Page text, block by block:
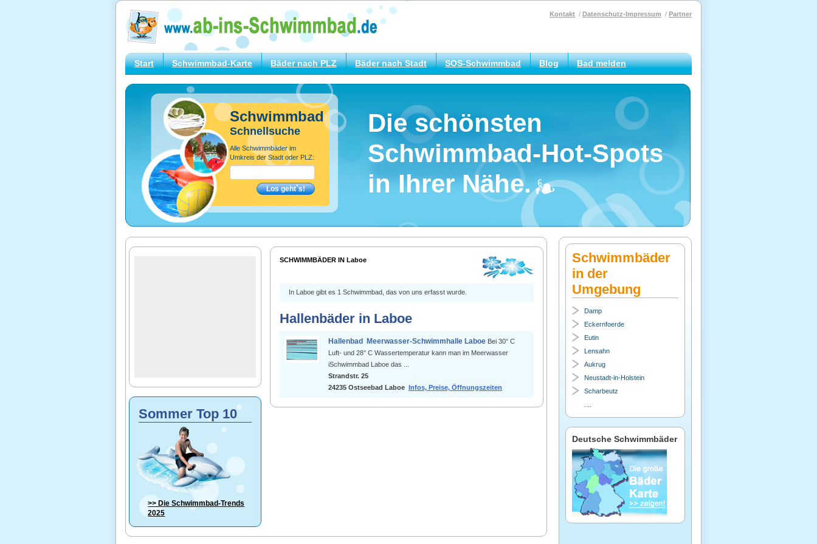
Kontakt Datenschutz-Impressum Partner
Start Schwimmbad-Karte Bäder nach PLZ Bäder nach Stadt SOS-Schwimmbad Blog Bad melden
Schwimmbad
Schnellsuche
Alle Schwimmbäder im
Umkreis der Stadt oder PLZ:
Die schönsten
Schwimmbad-Hot-Spots
in Ihrer Nähe.
Sommer Top 10
>> DieSchwimmbad-Trends
2025
SCHWIMMBÄDER IN Laboe
In Laboe gibt es 1 Schwimmbad, das von uns erfasst wurde.
Hallenbäder in Laboe
Hallenbad Meerwasser-Schwimmhalle Laboe Bei 30° C
Luft- und 28° C Wassertemperatur kann man im Meerwasser
iSchwimmbad Laboe das ...
Strandstr. 25
24235 Ostseebad Laboe Infos, Preise, Öffnungszeiten
Schwimmbäder
in der
Umgebung
Damp
Eckernfoerde
Eutin
Lensahn
Aukrug
Neustadt-in-Holstein
Scharbeutz
Deutsche Schwimmbäder